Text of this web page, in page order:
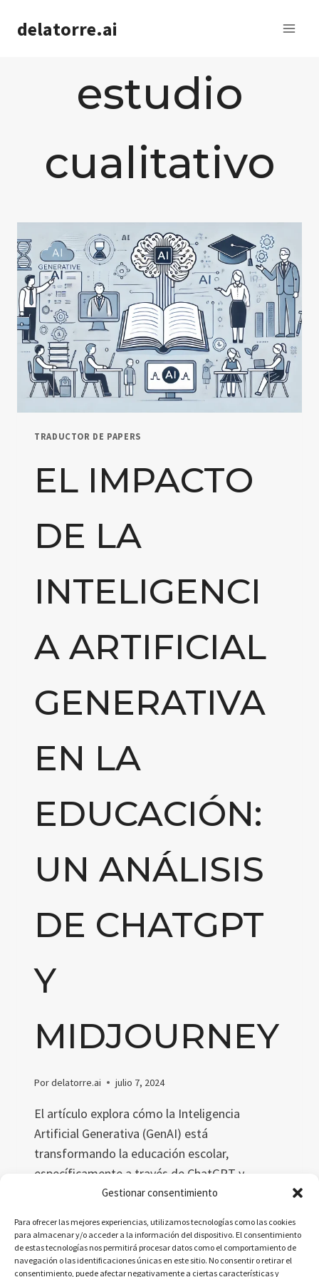
Gestionar consentimiento
Para ofrecer las mejores experiencias, utilizamos tecnologías como las cookies
para almacenar y/o acceder a la información del dispositivo. El consentimiento
de estas tecnologías nos permitirá procesar datos como el comportamiento de
navegación o las identificaciones únicas en este sitio. No consentir o retirar el
consentimiento, puede afectar negativamente a ciertas características y
delatorre.ai
estudio
cualitativo
TRADUCTOR DE PAPERS
EL IMPACTO
DE LA
INTELIGENCI
A ARTIFICIAL
GENERATIVA
EN LA
EDUCACIÓN:
UN ANÁLISIS
DE CHATGPT
Y
MIDJOURNEY
Pordelatorre.ai julio 7, 2024
El artículo explora cómo la Inteligencia
Artificial Generativa (GenAI) está
transformando la educación escolar,
específicamente a través de ChatGPT y
Midjourney. A partir de un estudio cualitativo,
enseñanza, la evaluación y la administración
escolar.